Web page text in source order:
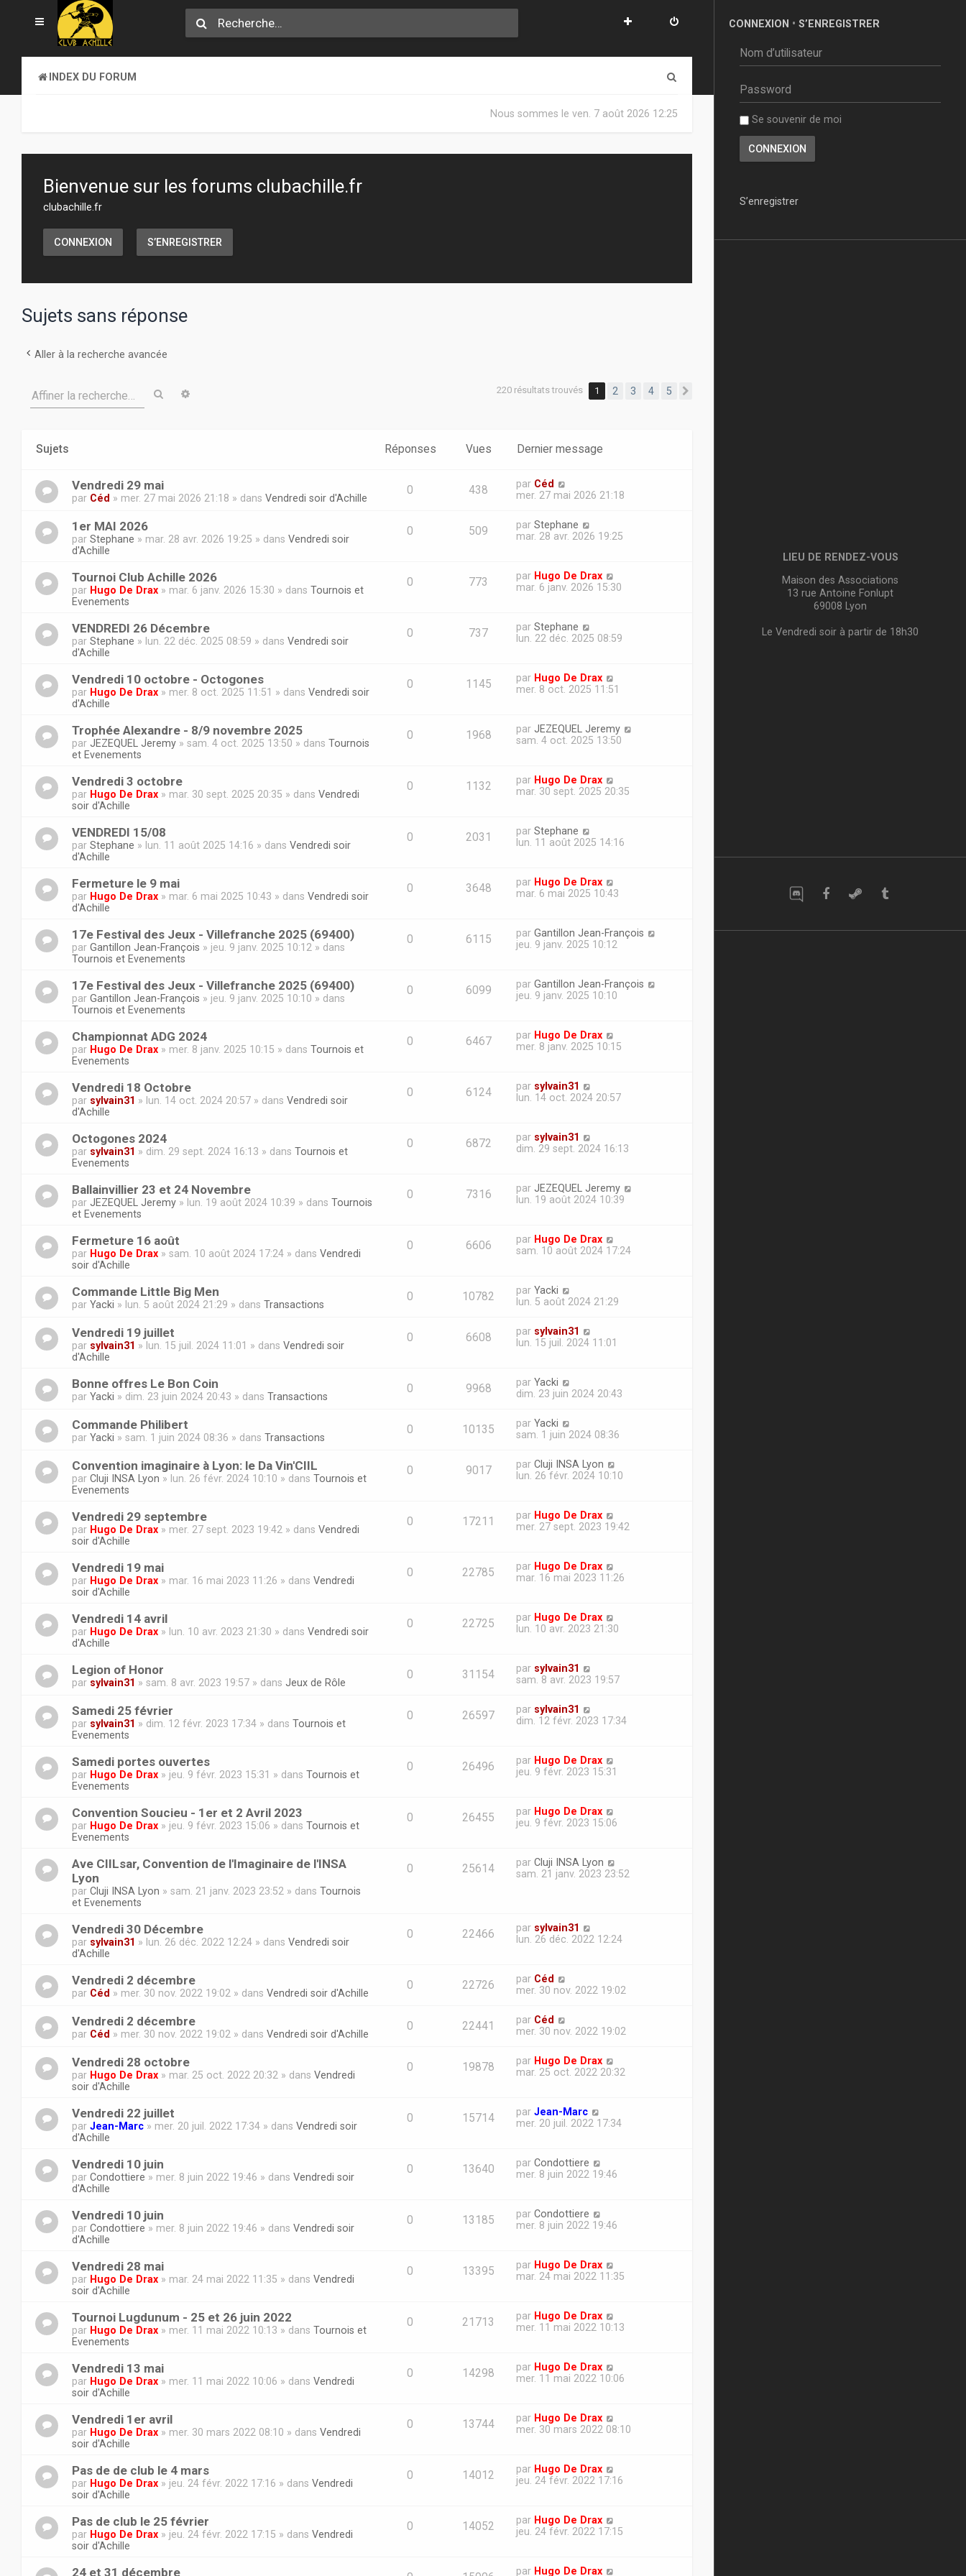
INDEX DU FORUM
Nous sommes le ven. 7 août 2026 12:25
Bienvenue sur les forums clubachille.fr
clubachille.fr
CONNEXION S’ENREGISTRER
Sujets sans réponse
Aller à la recherche avancée
Affiner la recherche… Rechercher 220 résultats trouvés 1 2 3 4 5
Sujets Réponses Vues Dernier message
Vendredi 29 mai
par Céd » mer. 27 mai 2026 21:18 » dans Vendredi soir d'Achille
0 438 par Céd
mer. 27 mai 2026 21:18
1er MAI 2026
par Stephane » mar. 28 avr. 2026 19:25 » dans Vendredi soir
d'Achille
0 509 par Stephane
mar. 28 avr. 2026 19:25
Tournoi Club Achille 2026
par Hugo De Drax » mar. 6 janv. 2026 15:30 » dans Tournois et
Evenements
0 773 par Hugo De Drax
mar. 6 janv. 2026 15:30
VENDREDI 26 Décembre
par Stephane » lun. 22 déc. 2025 08:59 » dans Vendredi soir
d'Achille
0 737 par Stephane
lun. 22 déc. 2025 08:59
Vendredi 10 octobre - Octogones
par Hugo De Drax » mer. 8 oct. 2025 11:51 » dans Vendredi soir
d'Achille
0 1145 par Hugo De Drax
mer. 8 oct. 2025 11:51
Trophée Alexandre - 8/9 novembre 2025
par JEZEQUEL Jeremy » sam. 4 oct. 2025 13:50 » dans Tournois
et Evenements
0 1968 par JEZEQUEL Jeremy
sam. 4 oct. 2025 13:50
Vendredi 3 octobre
par Hugo De Drax » mar. 30 sept. 2025 20:35 » dans Vendredi
soir d'Achille
0 1132 par Hugo De Drax
mar. 30 sept. 2025 20:35
VENDREDI 15/08
par Stephane » lun. 11 août 2025 14:16 » dans Vendredi soir
d'Achille
0 2031 par Stephane
lun. 11 août 2025 14:16
Fermeture le 9 mai
par Hugo De Drax » mar. 6 mai 2025 10:43 » dans Vendredi soir
d'Achille
0 3648 par Hugo De Drax
mar. 6 mai 2025 10:43
17e Festival des Jeux - Villefranche 2025 (69400)
par Gantillon Jean-François » jeu. 9 janv. 2025 10:12 » dans
Tournois et Evenements
0 6115 par Gantillon Jean-François
jeu. 9 janv. 2025 10:12
17e Festival des Jeux - Villefranche 2025 (69400)
par Gantillon Jean-François » jeu. 9 janv. 2025 10:10 » dans
Tournois et Evenements
0 6099 par Gantillon Jean-François
jeu. 9 janv. 2025 10:10
Championnat ADG 2024
par Hugo De Drax » mer. 8 janv. 2025 10:15 » dans Tournois et
Evenements
0 6467 par Hugo De Drax
mer. 8 janv. 2025 10:15
Vendredi 18 Octobre
par sylvain31 » lun. 14 oct. 2024 20:57 » dans Vendredi soir
d'Achille
0 6124 par sylvain31
lun. 14 oct. 2024 20:57
Octogones 2024
par sylvain31 » dim. 29 sept. 2024 16:13 » dans Tournois et
Evenements
0 6872 par sylvain31
dim. 29 sept. 2024 16:13
Ballainvillier 23 et 24 Novembre
par JEZEQUEL Jeremy » lun. 19 août 2024 10:39 » dans Tournois
et Evenements
0 7316 par JEZEQUEL Jeremy
lun. 19 août 2024 10:39
Fermeture 16 août
par Hugo De Drax » sam. 10 août 2024 17:24 » dans Vendredi
soir d'Achille
0 6606 par Hugo De Drax
sam. 10 août 2024 17:24
Commande Little Big Men
par Yacki » lun. 5 août 2024 21:29 » dans Transactions
0 10782 par Yacki
lun. 5 août 2024 21:29
Vendredi 19 juillet
par sylvain31 » lun. 15 juil. 2024 11:01 » dans Vendredi soir
d'Achille
0 6608 par sylvain31
lun. 15 juil. 2024 11:01
Bonne offres Le Bon Coin
par Yacki » dim. 23 juin 2024 20:43 » dans Transactions
0 9968 par Yacki
dim. 23 juin 2024 20:43
Commande Philibert
par Yacki » sam. 1 juin 2024 08:36 » dans Transactions
0 10135 par Yacki
sam. 1 juin 2024 08:36
Convention imaginaire à Lyon: le Da Vin'CIIL
par Cluji INSA Lyon » lun. 26 févr. 2024 10:10 » dans Tournois et
Evenements
0 9017 par Cluji INSA Lyon
lun. 26 févr. 2024 10:10
Vendredi 29 septembre
par Hugo De Drax » mer. 27 sept. 2023 19:42 » dans Vendredi
soir d'Achille
0 17211 par Hugo De Drax
mer. 27 sept. 2023 19:42
Vendredi 19 mai
par Hugo De Drax » mar. 16 mai 2023 11:26 » dans Vendredi
soir d'Achille
0 22785 par Hugo De Drax
mar. 16 mai 2023 11:26
Vendredi 14 avril
par Hugo De Drax » lun. 10 avr. 2023 21:30 » dans Vendredi soir
d'Achille
0 22725 par Hugo De Drax
lun. 10 avr. 2023 21:30
Legion of Honor
par sylvain31 » sam. 8 avr. 2023 19:57 » dans Jeux de Rôle
0 31154 par sylvain31
sam. 8 avr. 2023 19:57
Samedi 25 février
par sylvain31 » dim. 12 févr. 2023 17:34 » dans Tournois et
Evenements
0 26597 par sylvain31
dim. 12 févr. 2023 17:34
Samedi portes ouvertes
par Hugo De Drax » jeu. 9 févr. 2023 15:31 » dans Tournois et
Evenements
0 26496 par Hugo De Drax
jeu. 9 févr. 2023 15:31
Convention Soucieu - 1er et 2 Avril 2023
par Hugo De Drax » jeu. 9 févr. 2023 15:06 » dans Tournois et
Evenements
0 26455 par Hugo De Drax
jeu. 9 févr. 2023 15:06
Ave CIILsar, Convention de l'Imaginaire de l'INSA
Lyon
par Cluji INSA Lyon » sam. 21 janv. 2023 23:52 » dans Tournois
et Evenements
0 25614 par Cluji INSA Lyon
sam. 21 janv. 2023 23:52
Vendredi 30 Décembre
par sylvain31 » lun. 26 déc. 2022 12:24 » dans Vendredi soir
d'Achille
0 22466 par sylvain31
lun. 26 déc. 2022 12:24
Vendredi 2 décembre
par Céd » mer. 30 nov. 2022 19:02 » dans Vendredi soir d'Achille
0 22726 par Céd
mer. 30 nov. 2022 19:02
Vendredi 2 décembre
par Céd » mer. 30 nov. 2022 19:02 » dans Vendredi soir d'Achille
0 22441 par Céd
mer. 30 nov. 2022 19:02
Vendredi 28 octobre
par Hugo De Drax » mar. 25 oct. 2022 20:32 » dans Vendredi
soir d'Achille
0 19878 par Hugo De Drax
mar. 25 oct. 2022 20:32
Vendredi 22 juillet
par Jean-Marc » mer. 20 juil. 2022 17:34 » dans Vendredi soir
d'Achille
0 15714 par Jean-Marc
mer. 20 juil. 2022 17:34
Vendredi 10 juin
par Condottiere » mer. 8 juin 2022 19:46 » dans Vendredi soir
d'Achille
0 13640 par Condottiere
mer. 8 juin 2022 19:46
Vendredi 10 juin
par Condottiere » mer. 8 juin 2022 19:46 » dans Vendredi soir
d'Achille
0 13185 par Condottiere
mer. 8 juin 2022 19:46
Vendredi 28 mai
par Hugo De Drax » mar. 24 mai 2022 11:35 » dans Vendredi
soir d'Achille
0 13395 par Hugo De Drax
mar. 24 mai 2022 11:35
Tournoi Lugdunum - 25 et 26 juin 2022
par Hugo De Drax » mer. 11 mai 2022 10:13 » dans Tournois et
Evenements
0 21713 par Hugo De Drax
mer. 11 mai 2022 10:13
Vendredi 13 mai
par Hugo De Drax » mer. 11 mai 2022 10:06 » dans Vendredi
soir d'Achille
0 14298 par Hugo De Drax
mer. 11 mai 2022 10:06
Vendredi 1er avril
par Hugo De Drax » mer. 30 mars 2022 08:10 » dans Vendredi
soir d'Achille
0 13744 par Hugo De Drax
mer. 30 mars 2022 08:10
Pas de de club le 4 mars
par Hugo De Drax » jeu. 24 févr. 2022 17:16 » dans Vendredi
soir d'Achille
0 14012 par Hugo De Drax
jeu. 24 févr. 2022 17:16
Pas de club le 25 février
par Hugo De Drax » jeu. 24 févr. 2022 17:15 » dans Vendredi
soir d'Achille
0 14052 par Hugo De Drax
jeu. 24 févr. 2022 17:15
24 et 31 décembre par Hugo De Drax
CONNEXION • S’ENREGISTRER
Se souvenir de moi
S’enregistrer
LIEU DE RENDEZ-VOUS
Maison des Associations
13 rue Antoine Fonlupt
69008 Lyon
Le Vendredi soir à partir de 18h30